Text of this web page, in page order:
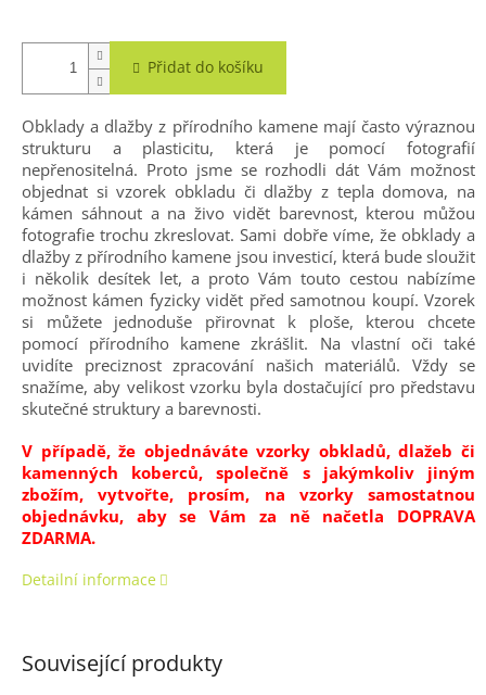
Přidat do košíku
Obklady a dlažby z přírodního kamene mají často výraznou
strukturu a plasticitu, která je pomocí fotografií
nepřenositelná. Proto jsme se rozhodli dát Vám možnost
objednat si vzorek obkladu či dlažby z tepla domova, na
kámen sáhnout a na živo vidět barevnost, kterou můžou
fotografie trochu zkreslovat. Sami dobře víme, že obklady a
dlažby z přírodního kamene jsou investicí, která bude sloužit
i několik desítek let, a proto Vám touto cestou nabízíme
možnost kámen fyzicky vidět před samotnou koupí. Vzorek
si můžete jednoduše přirovnat k ploše, kterou chcete
pomocí přírodního kamene zkrášlit. Na vlastní oči také
uvidíte preciznost zpracování našich materiálů. Vždy se
snažíme, aby velikost vzorku byla dostačující pro představu
skutečné struktury a barevnosti.
V případě, že objednáváte vzorky obkladů, dlažeb či
kamenných koberců, společně s jakýmkoliv jiným
zbožím, vytvořte, prosím, na vzorky samostatnou
objednávku, aby se Vám za ně načetla DOPRAVA
ZDARMA.
Detailní informace
Související produkty